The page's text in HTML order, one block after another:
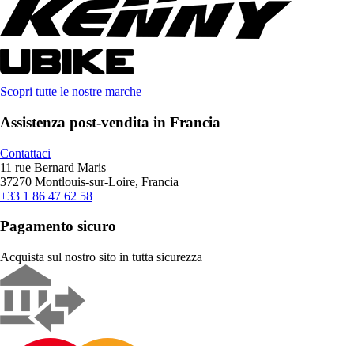
Scopri tutte le nostre marche
Assistenza post-vendita in Francia
Contattaci
11 rue Bernard Maris
37270 Montlouis-sur-Loire, Francia
+33 1 86 47 62 58
Pagamento sicuro
Acquista sul nostro sito in tutta sicurezza